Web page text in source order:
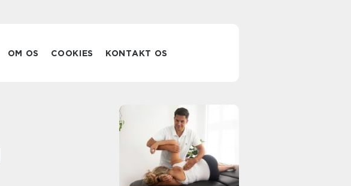
OM OS COOKIES KONTAKT OS